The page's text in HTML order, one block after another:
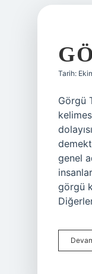
Tarih:
Görgü
genel
görgü